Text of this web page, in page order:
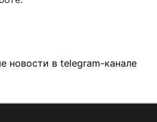
новости в telegram-канале